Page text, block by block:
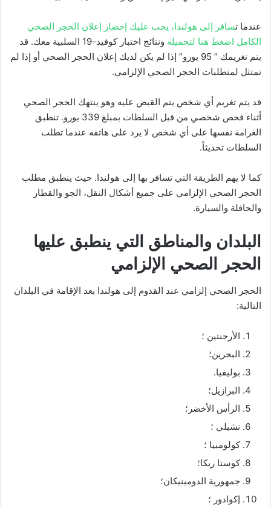
عندما تسافر إلى هولندا، يجب عليك إحضار إعلان الحجر الصحي
الكامل اضغط هنا لتحميله
ونتائج اختبار كوفيد-19 السلبية معك. قد
يتم تغريمك ” 95 يورو” إذا لم يكن لديك إعلان الحجر الصحي أو إذا لم
تمتثل لمتطلبات الحجر الصحي الإلزامي.
قد يتم تغريم أي شخص يتم القبض عليه وهو ينتهك الحجر الصحي
أثناء فحص شخصي من قبل السلطات بمبلغ 339 يورو. تنطبق
الغرامة نفسها على أي شخص لا يرد على هاتفه عندما تطلب
السلطات تحديثاً.
كما لا يهم الطريقة التي تسافر بها إلى هولندا. حيث ينطبق مطلب
الحجر الصحي الإلزامي على جميع أشكال النقل، الجو والقطار
والحافلة والسيارة.
البلدان والمناطق التي ينطبق عليها
الحجر الصحي الإلزامي
الحجر الصحي إلزامي عند القدوم إلى هولندا بعد الإقامة في البلدان
التالية:
الأرجنتين ؛
البحرين؛
بوليفيا.
البرازيل؛
الرأس الأخضر؛
تشيلي ؛
كولومبيا ؛
كوستا ريكا؛
جمهورية الدومينيكان؛
إكوادور ؛